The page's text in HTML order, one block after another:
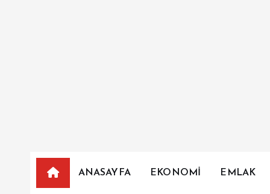
ANASAYFA EKONOMİ EMLAK